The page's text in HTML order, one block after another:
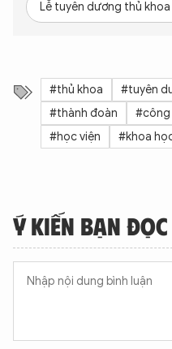
Lễ tuyên dương thủ
#thủ khoa #tuyên
#thành đoàn
#công
#học viện
#khoa
Ý KIẾN BẠN ĐỌC